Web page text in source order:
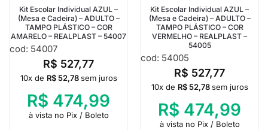
Kit Escolar Individual AZUL –
(Mesa e Cadeira) – ADULTO –
TAMPO PLÁSTICO – COR
AMARELO – REALPLAST – 54007
cod: 54007
R$ 527,77
10x de R$52,78 sem juros
R$ 474,99
à vista no Pix / Boleto
Kit Escolar Individual AZUL –
(Mesa e Cadeira) – ADULTO –
TAMPO PLÁSTICO – COR
VERMELHO – REALPLAST –
54005
cod: 54005
R$ 527,77
10x de R$52,78 sem juros
R$ 474,99
à vista no Pix / Boleto